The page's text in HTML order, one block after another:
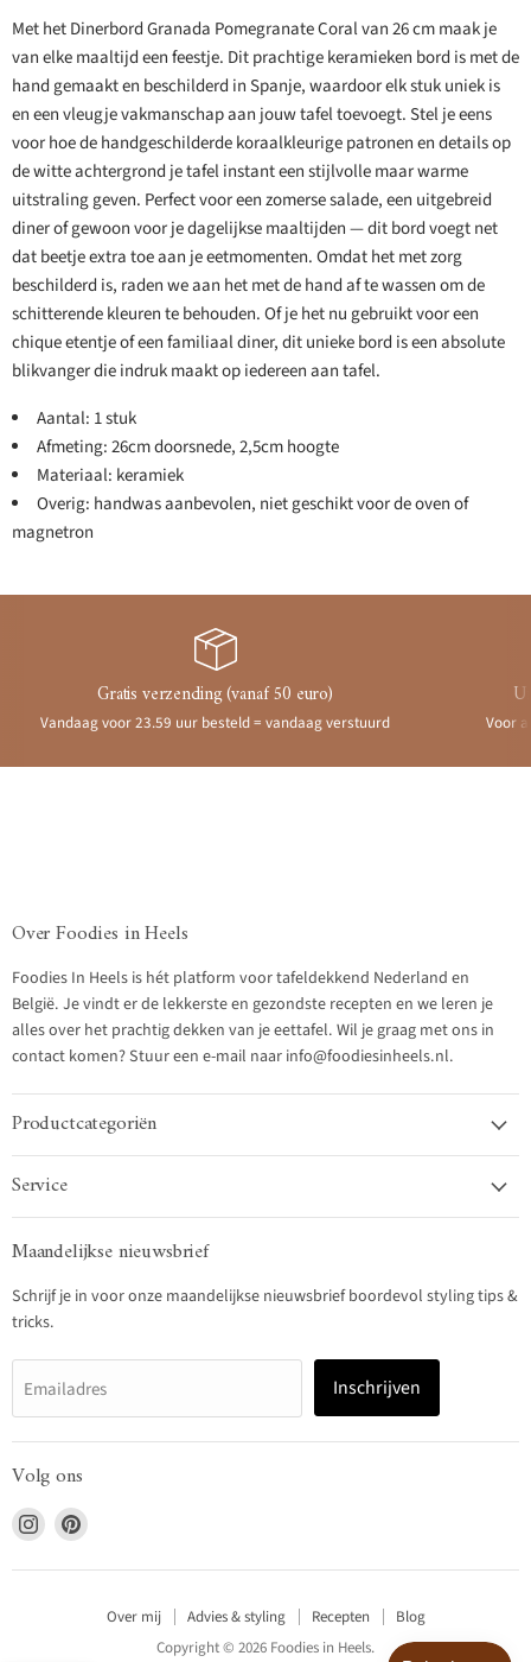
Met het Dinerbord Granada Pomegranate Coral van 26 cm maak je
van elke maaltijd een feestje. Dit prachtige keramieken bord is met de
hand gemaakt en beschilderd in Spanje, waardoor elk stuk uniek is
en een vleugje vakmanschap aan jouw tafel toevoegt. Stel je eens
voor hoe de handgeschilderde koraalkleurige patronen en details op
de witte achtergrond je tafel instant een stijlvolle maar warme
uitstraling geven. Perfect voor een zomerse salade, een uitgebreid
diner of gewoon voor je dagelijkse maaltijden — dit bord voegt net
dat beetje extra toe aan je eetmomenten. Omdat het met zorg
beschilderd is, raden we aan het met de hand af te wassen om de
schitterende kleuren te behouden. Of je het nu gebruikt voor een
chique etentje of een familiaal diner, dit unieke bord is een absolute
blikvanger die indruk maakt op iedereen aan tafel.
Aantal: 1 stuk
Afmeting: 26cm doorsnede, 2,5cm hoogte
Materiaal: keramiek
Overig: handwas aanbevolen, niet geschikt voor de oven of
magnetron
Gratis verzending (vanaf 50 euro)
Vandaag voor 23.59 uur besteld = vandaag verstuurd Voor
Over Foodies in Heels
Foodies In Heels is hét platform voor tafeldekkend Nederland en
België. Je vindt er de lekkerste en gezondste recepten en we leren je
alles over het prachtig dekken van je eettafel. Wil je graag met ons in
contact komen? Stuur een e-mail naar info@foodiesinheels.nl.
Productcategoriën
Service
Maandelijkse nieuwsbrief
Schrijf je in voor onze maandelijkse nieuwsbrief boordevol styling tips &
tricks.
Emailadres Inschrijven
Volg ons
Vind
ons
op
Vind
op
Over mij Advies & styling Recepten
Blog
Copyright © 2026 Foodies in Heels.